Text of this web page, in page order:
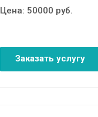
Цена: 50000 руб.
Заказать услугу